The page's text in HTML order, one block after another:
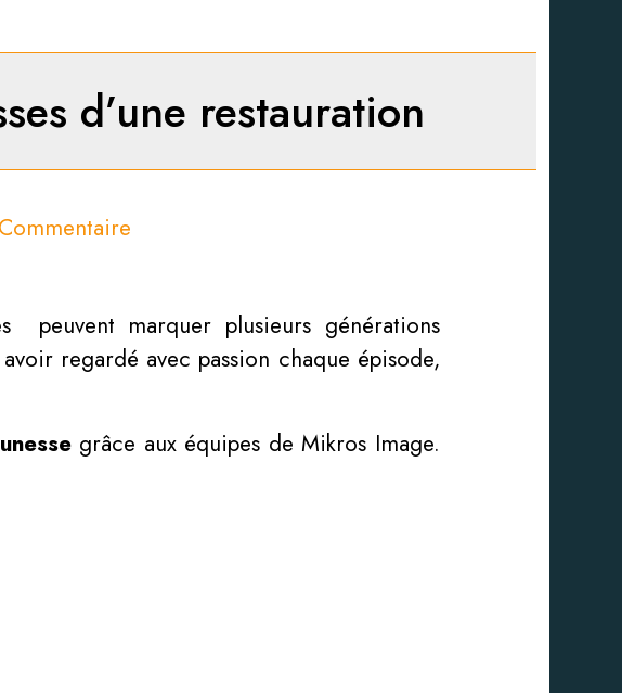
d’une restauration
peuvent marquer plusieurs générations
regardé avec passion chaque épisode,
grâce aux équipes de Mikros Image.